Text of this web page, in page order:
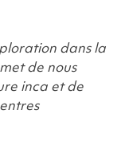
dans la
de nous
inca et de